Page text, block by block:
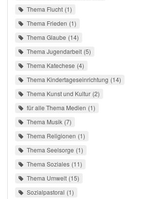
Thema Flucht 1
Thema Frieden 1
Thema Glaube 14
Thema Jugendarbeit 5
Thema Katechese 4
Thema Kindertageseinrichtung 14
Thema Kunst und Kultur 2
für alle Thema Medien 1
Thema Musik 7
Thema Religionen 1
Thema Seelsorge 1
Thema Soziales 11
Thema Umwelt 15
Sozialpastoral 1